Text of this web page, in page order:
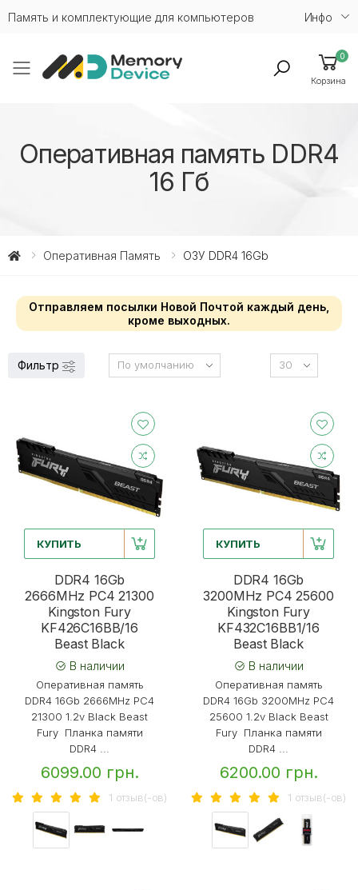
Память и комплектующие для компьютеров Инфо
Toggle mobile menu
0
Корзина
Оперативная память DDR4
16 Гб
Оперативная Память ОЗУ DDR4 16Gb
Отправляем посылки Новой Почтой каждый день,
кроме выходных.
Фильтр
КУПИТЬ
DDR4 16Gb
2666MHz PC4 21300
Kingston Fury
KF426C16BB/16
Beast Black
В наличии
Оперативная память
DDR4 16Gb 2666MHz PC4
21300 1.2v Black Beast
Fury Планка памяти
DDR4 ...
6099.00 грн.
1 отзыв(-ов)
КУПИТЬ
DDR4 16Gb
3200MHz PC4 25600
Kingston Fury
KF432C16BB1/16
Beast Black
В наличии
Оперативная память
DDR4 16Gb 3200MHz PC4
25600 1.2v Black Beast
Fury Планка памяти
DDR4 ...
6200.00 грн.
1 отзыв(-ов)